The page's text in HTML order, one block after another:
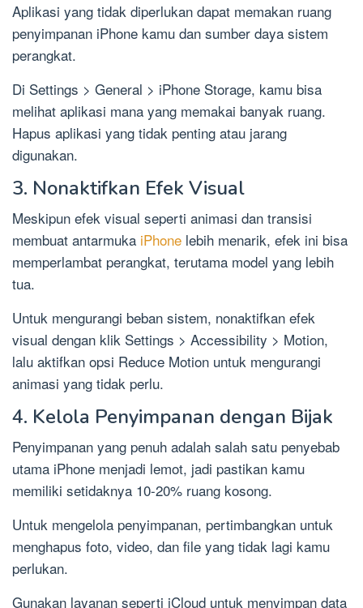
Aplikasi yang tidak diperlukan dapat memakan ruang
penyimpanan iPhone kamu dan sumber daya sistem
perangkat.
Di Settings > General > iPhone Storage, kamu bisa
melihat aplikasi mana yang memakai banyak ruang.
Hapus aplikasi yang tidak penting atau jarang
digunakan.
3. Nonaktifkan Efek Visual
Meskipun efek visual seperti animasi dan transisi
membuat antarmuka iPhone lebih menarik, efek ini bisa
memperlambat perangkat, terutama model yang lebih
tua.
Untuk mengurangi beban sistem, nonaktifkan efek
visual dengan klik Settings > Accessibility > Motion,
lalu aktifkan opsi Reduce Motion untuk mengurangi
animasi yang tidak perlu.
4. Kelola Penyimpanan dengan Bijak
Penyimpanan yang penuh adalah salah satu penyebab
utama iPhone menjadi lemot, jadi pastikan kamu
memiliki setidaknya 10-20% ruang kosong.
Untuk mengelola penyimpanan, pertimbangkan untuk
menghapus foto, video, dan file yang tidak lagi kamu
perlukan.
Gunakan layanan seperti iCloud untuk menyimpan data